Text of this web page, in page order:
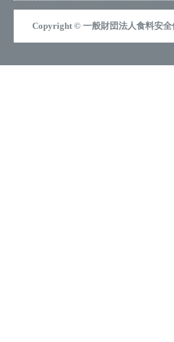
Copyright © 一般財団法人食料安全